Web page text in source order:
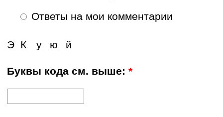
Ответы на мои комментарии
Э у ю
К й
Буквы кода см. выше:*